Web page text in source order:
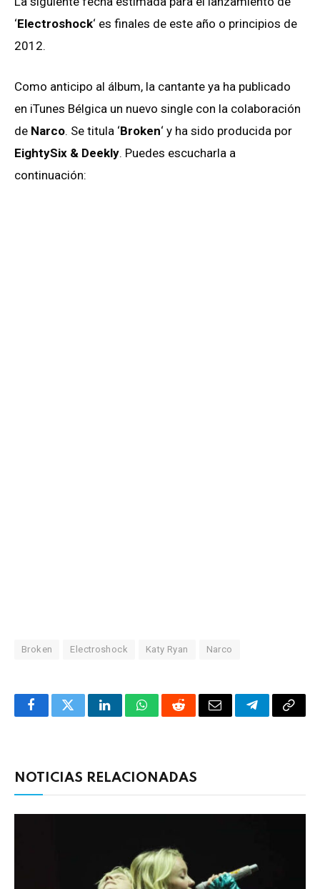
‘Electroshock‘ es finales de este año o principios de
2012.
Como anticipo al álbum, la cantante ya ha publicado
en iTunes Bélgica un nuevo single con la colaboración
de Narco. Se titula ‘Broken‘ y ha sido producida por
EightySix & Deekly. Puedes escucharla a
continuación:
Broken Electroshock Katy Ryan Narco
FacebookTwitterLinkedInWhatsAppRedditCorreoTelegrama
NOTICIAS RELACIONADAS